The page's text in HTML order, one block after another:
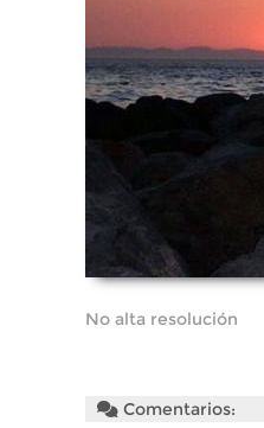
No alta resolución
Comentarios: